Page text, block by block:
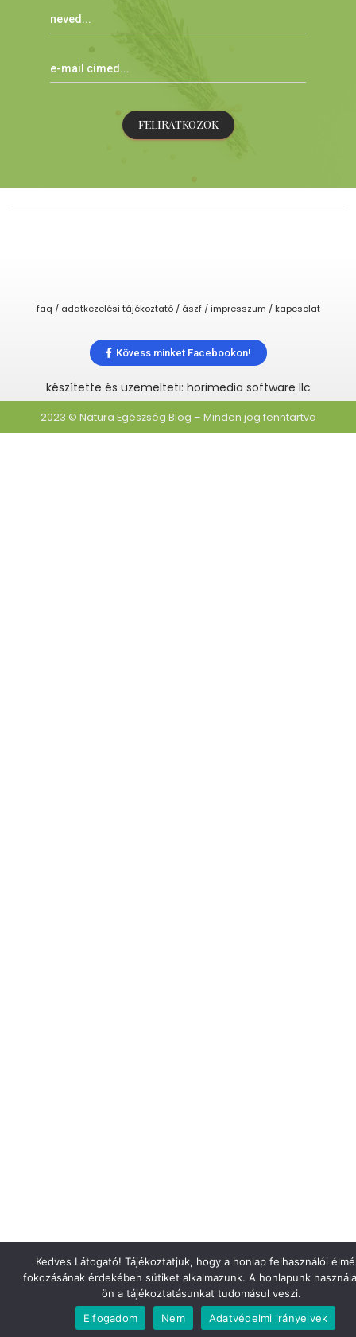
FELIRATKOZOK
faq / adatkezelési tájékoztató / ászf / impresszum / kapcsolat
Kövess minket Facebookon!
készítette és üzemelteti: horimedia software llc
2023 © Natura Egészség Blog – Minden jog fenntartva
Kedves Látogató! Tájékoztatjuk, hogy a honlap felhasználói
fokozásának érdekében sütiket alkalmazunk. A honlapunk
ön a tájékoztatásunkat tudomásul veszi.
Elfogadom
Nem Adatvédelmi irányelvek